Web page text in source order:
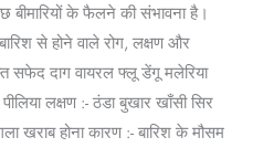
के फैलने की संभावना है।
से होने वाले रोग, लक्षण और
सफेद दाग वायरल फ्लू डेंगू मलेरिया
लक्षण :- ठंडा बुखार खाँसी सिर
खराब होना कारण :- बारिश के मौसम